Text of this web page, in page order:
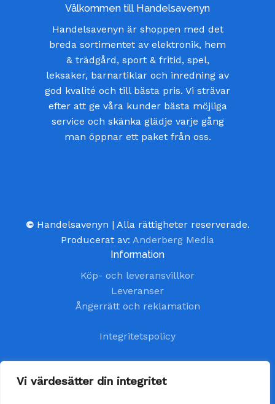
Vi värdesätter din integritet
Välkommen till Handelsavenyn
Handelsavenyn är shoppen med det
breda sortimentet av elektronik, hem
& trädgård, sport & fritid, spel,
leksaker, barnartiklar och inredning av
god kvalité och till bästa pris. Vi strävar
efter att ge våra kunder bästa möjliga
service och skänka glädje varje gång
man öppnar ett paket från oss.
© Handelsavenyn | Alla rättigheter reserverade.
Producerat av: Anderberg Media
Information
Köp- och leveransvillkor
Leveranser
Ångerrätt och reklamation
Integritetspolicy
Kundtjänst